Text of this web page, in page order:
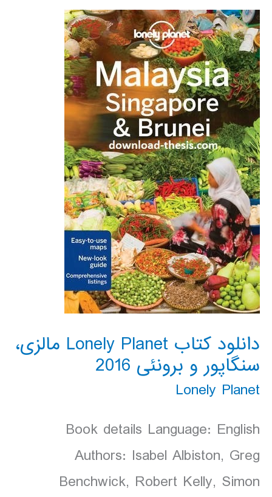
دانلود کتاب Lonely Planet مالزی،
سنگاپور و برونئی 2016
Lonely Planet
Book details Language: English
Authors: Isabel Albiston, Greg
Benchwick, Robert Kelly, Simon